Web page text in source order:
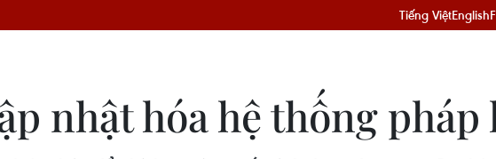
Tiếng ViệtEnglish
nhật hóa hệ thống pháp